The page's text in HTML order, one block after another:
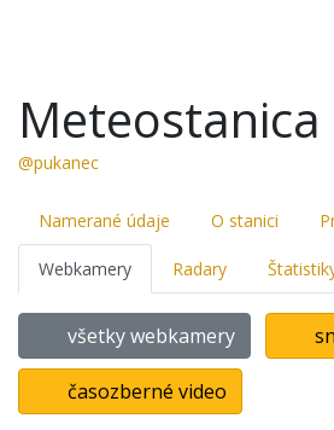
Meteostanica
@pukanec
Namerané údaje O stanici
Webkamery Radary
všetky webkamery
časozberné video